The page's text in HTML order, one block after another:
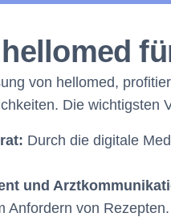
von hellomed,
Die wichtigsten
Durch die digitale
und
Anfordern von